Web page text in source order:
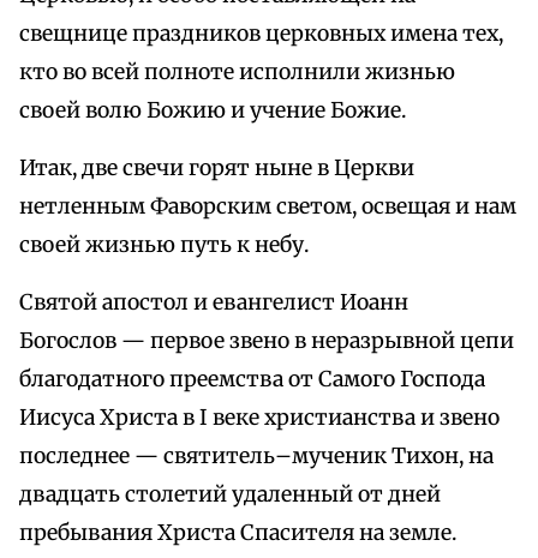
свещнице праздников церковных имена тех,
кто во всей полноте исполнили жизнью
своей волю Божию и учение Божие.
Итак, две свечи горят ныне в Церкви
нетленным Фаворским светом, освещая и нам
своей жизнью путь к небу.
Святой апостол и евангелист Иоанн
Богослов — первое звено в неразрывной цепи
благодатного преемства от Самого Господа
Иисуса Христа в I веке христианства и звено
последнее — святитель–мученик Тихон, на
двадцать столетий удаленный от дней
пребывания Христа Спасителя на земле.